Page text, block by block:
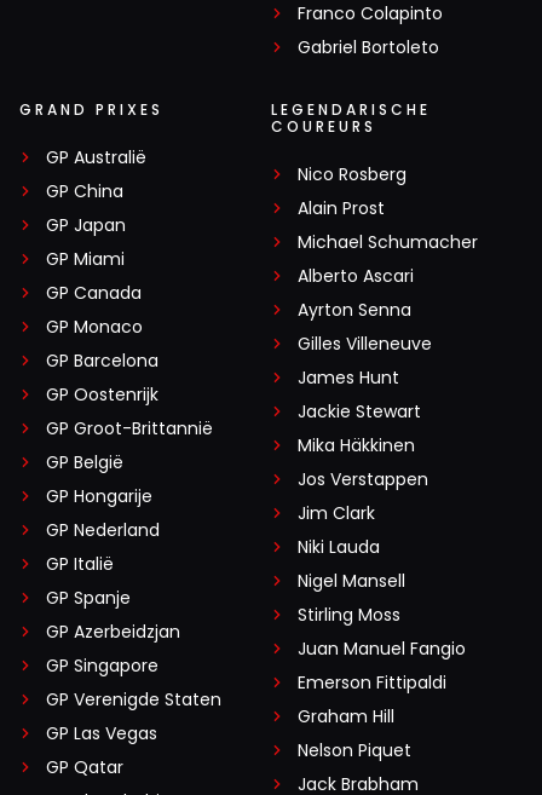
Franco Colapinto
Gabriel Bortoleto
GRAND PRIXES
GP Australië
GP China
GP Japan
GP Miami
GP Canada
GP Monaco
GP Barcelona
GP Oostenrijk
GP Groot-Brittannië
GP België
GP Hongarije
GP Nederland
GP Italië
GP Spanje
GP Azerbeidzjan
GP Singapore
GP Verenigde Staten
GP Las Vegas
GP Qatar
LEGENDARISCHE
COUREURS
Nico Rosberg
Alain Prost
Michael Schumacher
Alberto Ascari
Ayrton Senna
Gilles Villeneuve
James Hunt
Jackie Stewart
Mika Häkkinen
Jos Verstappen
Jim Clark
Niki Lauda
Nigel Mansell
Stirling Moss
Juan Manuel Fangio
Emerson Fittipaldi
Graham Hill
Nelson Piquet
Jack Brabham